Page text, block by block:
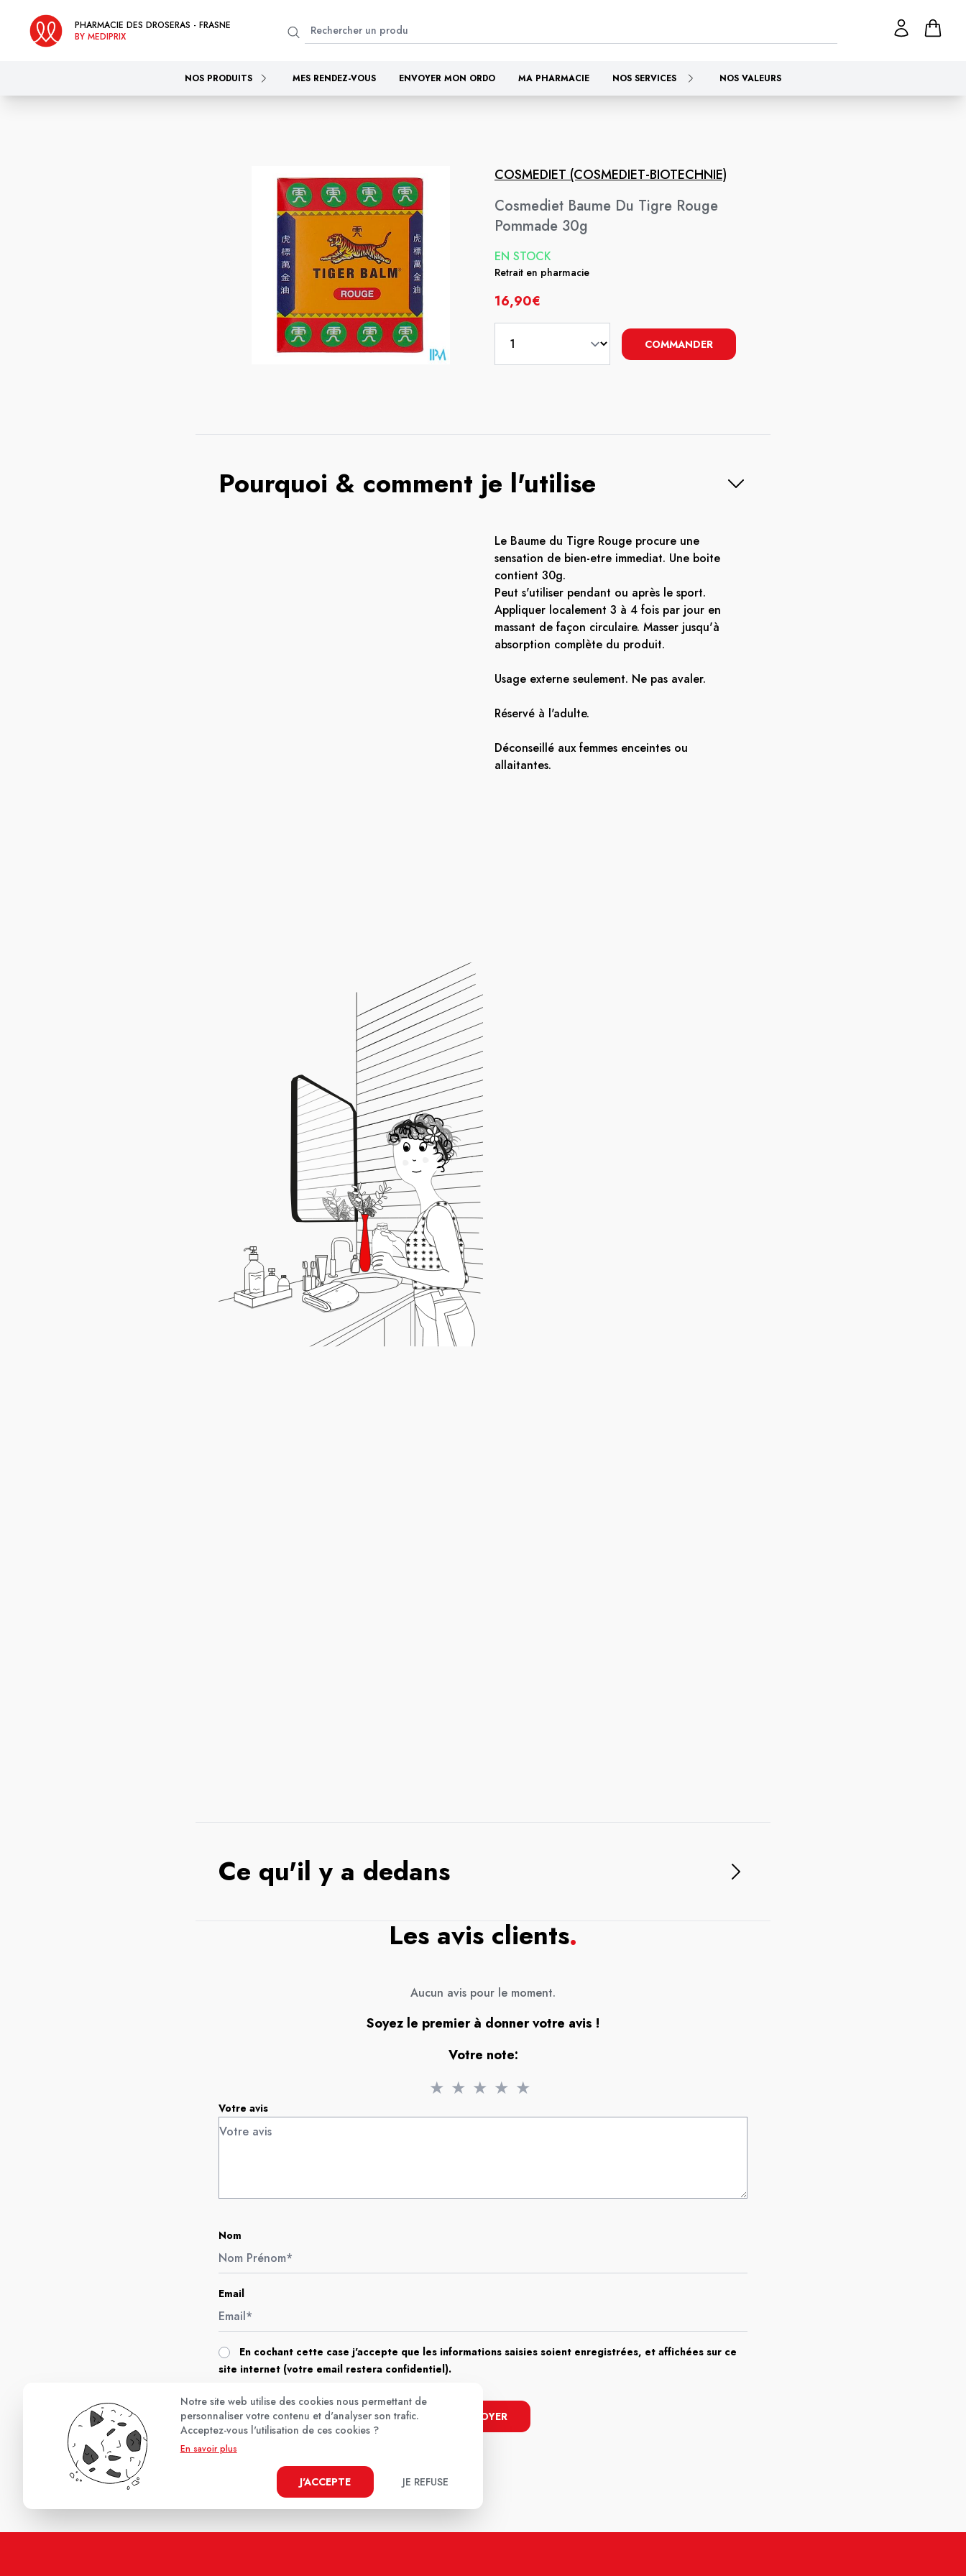
PHARMACIE DES DROSERAS - FRASNE
BY MEDIPRIX
NOS PRODUITS MES RENDEZ-VOUS ENVOYER MON ORDO MA PHARMACIE NOS SERVICES NOS VALEURS
COSMEDIET (COSMEDIET-BIOTECHNIE)
Cosmediet Baume Du Tigre Rouge
Pommade 30g
EN STOCK
Retrait en pharmacie
16,90€
COMMANDER
Pourquoi & comment je l'utilise
Le Baume du Tigre Rouge procure une
sensation de bien-etre immediat. Une boite
contient 30g.
Peut s'utiliser pendant ou après le sport.
Appliquer localement 3 à 4 fois par jour en
massant de façon circulaire. Masser jusqu'à
absorption complète du produit.
Usage externe seulement. Ne pas avaler.
Réservé à l'adulte.
Déconseillé aux femmes enceintes ou
allaitantes.
Ce qu'il y a dedans
Les avis clients.
Aucun avis pour le moment.
Soyez le premier à donner votre avis !
Votre note:
★ ★ ★ ★ ★
Votre avis
Nom
Email
En cochant cette case j'accepte que les informations saisies soient enregistrées, et affichées sur ce
site internet (votre email restera confidentiel).
ENVOYER
Notre site web utilise des cookies nous permettant de
personnaliser votre contenu et d'analyser son trafic.
Acceptez-vous l'utilisation de ces cookies ?
En savoir plus
J'ACCEPTE JE REFUSE